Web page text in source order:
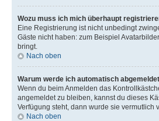
Wozu muss ich mich überhaupt
Eine Registrierung ist nicht unbedingt
Gäste nicht haben: zum Beispiel
bringt.
Nach oben
Warum werde ich automatisch
Wenn du beim Anmelden das
angemeldet zu bleiben, kannst du dieses
Verfügung steht, dann wurde sie vermutlich
Nach oben